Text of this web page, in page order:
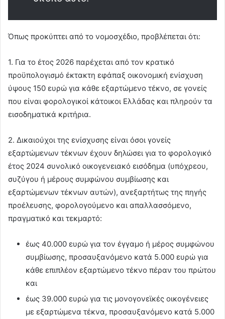
Όπως προκύπτει από το νομοσχέδιο, προβλέπεται ότι:
1. Για το έτος 2026 παρέχεται από τον κρατικό
προϋπολογισμό έκτακτη εφάπαξ οικονομική ενίσχυση
ύψους 150 ευρώ για κάθε εξαρτώμενο τέκνο, σε γονείς
που είναι φορολογικοί κάτοικοι Ελλάδας και πληρούν τα
εισοδηματικά κριτήρια.
2. Δικαιούχοι της ενίσχυσης είναι όσοι γονείς
εξαρτώμενων τέκνων έχουν δηλώσει για το φορολογικό
έτος 2024 συνολικό οικογενειακό εισόδημα (υπόχρεου,
συζύγου ή μέρους συμφώνου συμβίωσης και
εξαρτώμενων τέκνων αυτών), ανεξαρτήτως της πηγής
προέλευσης, φορολογούμενο και απαλλασσόμενο,
πραγματικό και τεκμαρτό:
έως 40.000 ευρώ για τον έγγαμο ή μέρος συμφώνου
συμβίωσης, προσαυξανόμενο κατά 5.000 ευρώ για
κάθε επιπλέον εξαρτώμενο τέκνο πέραν του πρώτου
και
έως 39.000 ευρώ για τις μονογονεϊκές οικογένειες
με εξαρτώμενα τέκνα, προσαυξανόμενο κατά 5.000